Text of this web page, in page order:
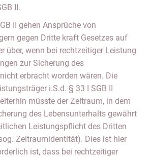
II.
II gehen Ansprüche von
gegen Dritte kraft Gesetzes auf
über, wenn bei rechtzeitiger Leistung
zur Sicherung des
erbracht worden wären. Die
i.S.d. § 33 I SGB II
müsste der Zeitraum, in dem
des Lebensunterhalts gewährt
Leistungspflicht des Dritten
Zeitraumidentität). Dies ist hier
ist, dass bei rechtzeitiger